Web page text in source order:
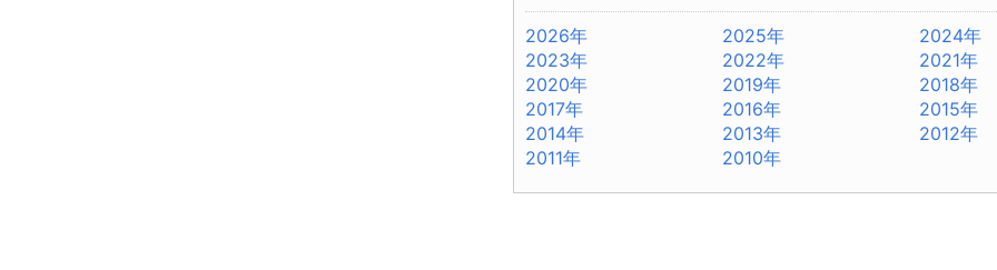
2026年 2025年
2024年
2023年
2022年
2021年
2020年
2019年
2018年
2017年
2016年
2015年
2014年
2013年
2012年
2011年
2010年